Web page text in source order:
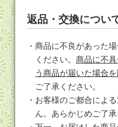
返品・交換につい
商品に不良があった
ください。 商品に不
う商品が届いた場合を
ご了承ください。
お客様のご都合によ
ん。あらかじめご了承